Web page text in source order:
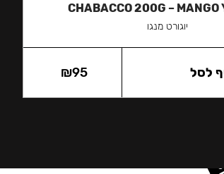
CHABACCO 200G – MANGO
יוגורט מנגו
₪95 לסל